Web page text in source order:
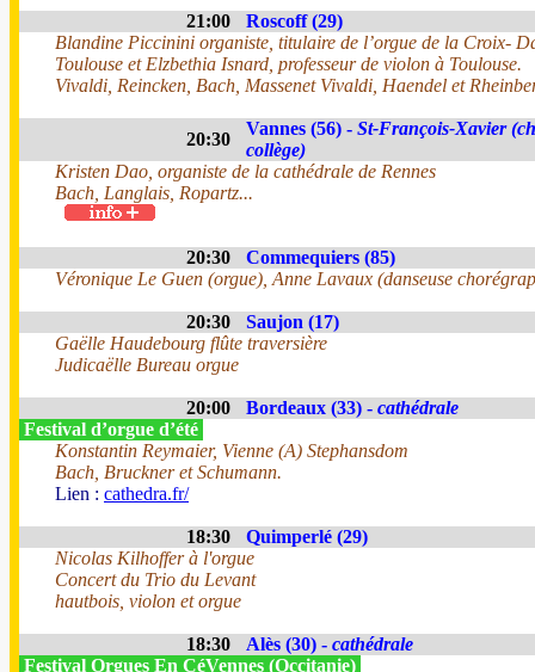
21:00
Roscoff (29)
Blandine Piccinini organiste, titulaire de l’orgue de la Croix-
Toulouse et Elzbethia Isnard, professeur de violon à Toulouse.
Vivaldi, Reincken, Bach, Massenet Vivaldi, Haendel et
20:30
Vannes (56) - St-François-Xavier
collège)
Kristen Dao, organiste de la cathédrale de Rennes
Bach, Langlais, Ropartz...
20:30
Commequiers (85)
Véronique Le Guen (orgue), Anne Lavaux (danseuse
20:30
Saujon (17)
Gaëlle Haudebourg flûte traversière
Judicaëlle Bureau orgue
20:00 Bordeaux (33) - cathédrale
Festival d’orgue d’été
Konstantin Reymaier, Vienne (A) Stephansdom
Bach, Bruckner et Schumann.
Lien : cathedra.fr/
18:30
Quimperlé (29)
Nicolas Kilhoffer à l'orgue
Concert du Trio du Levant
hautbois, violon et orgue
18:30 Alès (30) - cathédrale
Festival Orgues En CéVennes (Occitanie)